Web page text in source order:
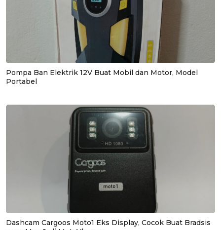
Pompa Ban Elektrik 12V Buat Mobil dan Motor, Model
Portabel
Dashcam Cargoos Moto1 Eks Display, Cocok Buat Bradsis